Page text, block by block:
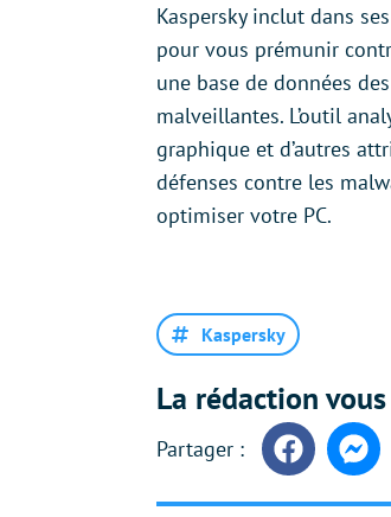
Kaspersky inclut dans
pour vous prémunir
une base de données
malveillantes. L’outil
graphique et d’autres
défenses contre les
optimiser votre PC.
Kaspersky
La rédaction
Facebook